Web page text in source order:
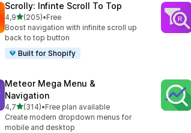
Scrolly: Infinte Scroll To Top
4,9na 5 gwiazdek
(205)
Łączna liczba recenzji: 205
•Free
Boost navigation with infinite scroll up
back to top button
Built for Shopify
Meteor Mega Menu &
Navigation
4,7na 5 gwiazdek
(314)
Łączna liczba recenzji: 314
•Free plan available
Create modern dropdown menus for
mobile and desktop